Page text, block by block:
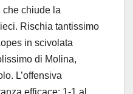
che chiude la
Rischia tantissimo
in scivolata
di Molina,
L’offensiva
efficace: 1-1 al